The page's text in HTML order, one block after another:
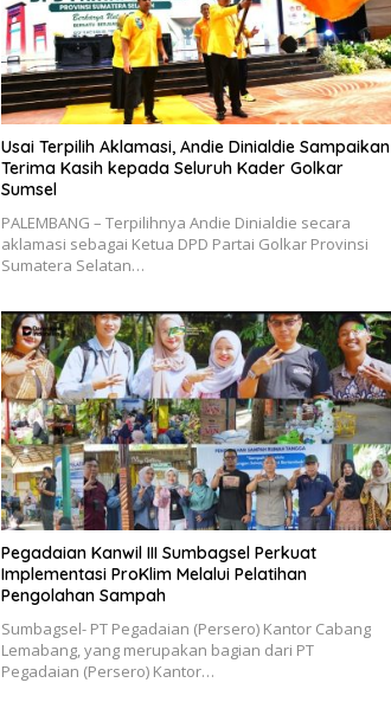
Usai Terpilih Aklamasi, Andie Dinialdie Sampaikan
Terima Kasih kepada Seluruh Kader Golkar
Sumsel
PALEMBANG – Terpilihnya Andie Dinialdie secara
aklamasi sebagai Ketua DPD Partai Golkar Provinsi
Sumatera Selatan…
Pegadaian Kanwil III Sumbagsel Perkuat
Implementasi ProKlim Melalui Pelatihan
Pengolahan Sampah
Sumbagsel- PT Pegadaian (Persero) Kantor Cabang
Lemabang, yang merupakan bagian dari PT
Pegadaian (Persero) Kantor…